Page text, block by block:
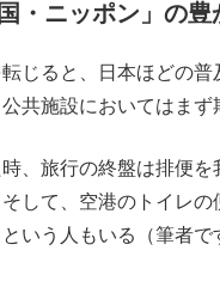
・ニッポン」の豊
じると、日本ほどの普
共施設においてはまず
、旅行の終盤は排便を
して、空港のトイレ
いう人もいる（筆者で